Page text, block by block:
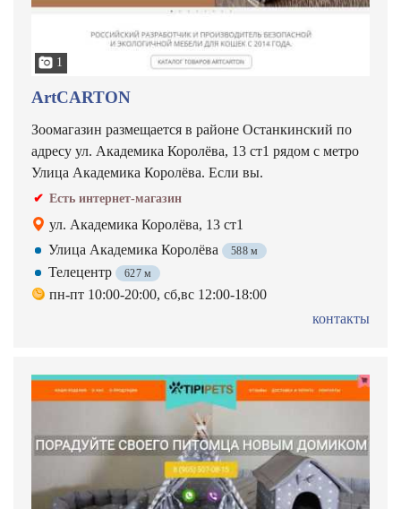
1
ArtCARTON
Зоомагазин размещается в районе Останкинский по
адресу ул. Академика Королёва, 13 ст1 рядом с метро
Улица Академика Королёва. Если вы.
Есть интернет-магазин
ул. Академика Королёва, 13 ст1
Улица Академика Королёва
588 м
Телецентр 627 м
пн-пт 10:00-20:00, сб,вс 12:00-18:00
контакты